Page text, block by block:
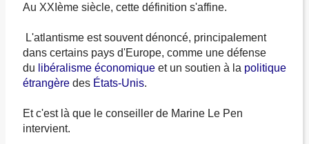
Au XXIème siècle, cette définition s'affine.
L'atlantisme est souvent dénoncé, principalement
dans certains pays d'Europe, comme une défense
du libéralisme économiqueet un soutien à la politique
étrangèredes États-Unis.
Et c'est là que le conseiller de Marine Le Pen
intervient.